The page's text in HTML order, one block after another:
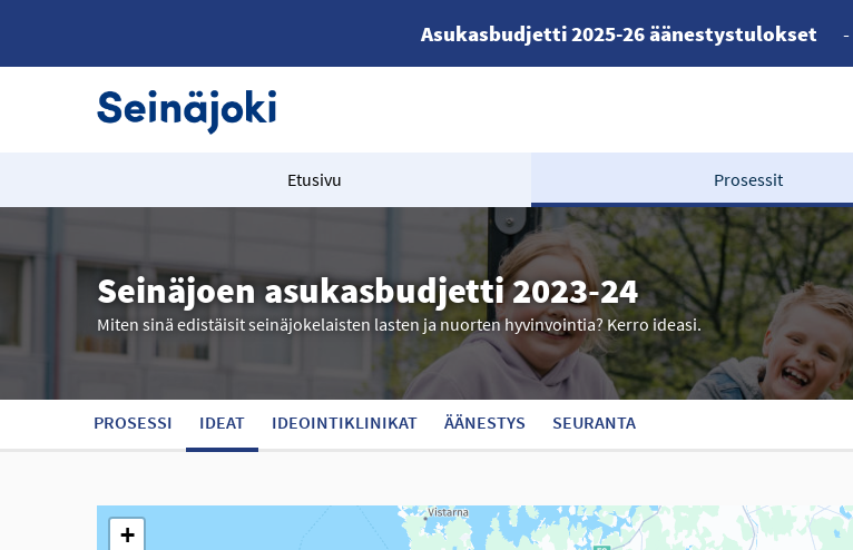
Asukasbudjetti 2025-26 äänestystulokset -
Etusivu Prosessit
Seinäjoen asukasbudjetti 2023-24
Miten sinä edistäisit seinäjokelaisten lasten ja nuorten hyvinvointia? Kerro ideasi.
PROSESSI IDEAT IDEOINTIKLINIKAT ÄÄNESTYS SEURANTA
Seuraavassa elementissä on kartta, joka esittää tämän sivun tietueet karttapisteinä. Elementtiä voi
+